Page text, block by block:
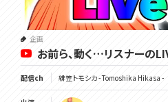
企画
お前ら、動く…リスナーの
配信ch 緋笠トモシカ - Tomoshika Hikasa -